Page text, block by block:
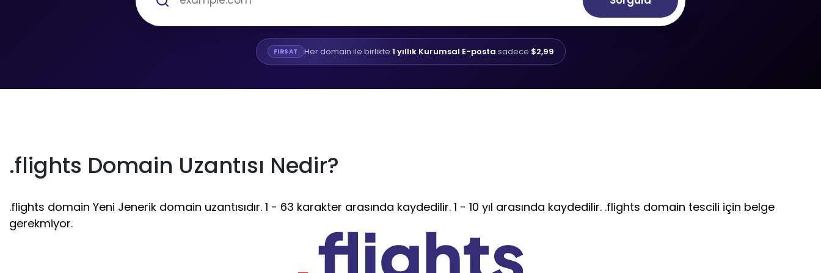
FIRSAT Her domain ile birlikte 1 yıllık Kurumsal E-posta sadece $2,99
.flights Domain Uzantısı Nedir?
.flights domain Yeni Jenerik domain uzantısıdır. 1 - 63 karakter arasında kaydedilir. 1 - 10 yıl arasında kaydedilir. .flights domain tescili için belge
gerekmiyor.